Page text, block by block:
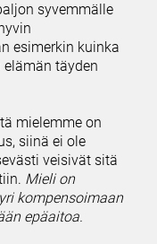
syvemmälle
esimerkin kuinka
täyden
mielemme on
siinä ei ole
veisivät sitä
Mieli on
kompensoimaan
epäaitoa.